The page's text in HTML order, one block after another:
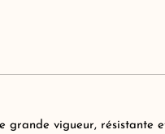
grande vigueur, résistante